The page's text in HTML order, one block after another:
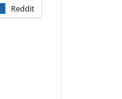
Reddit